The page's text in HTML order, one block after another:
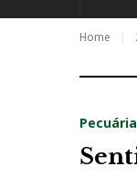
Home
D
Pecuária